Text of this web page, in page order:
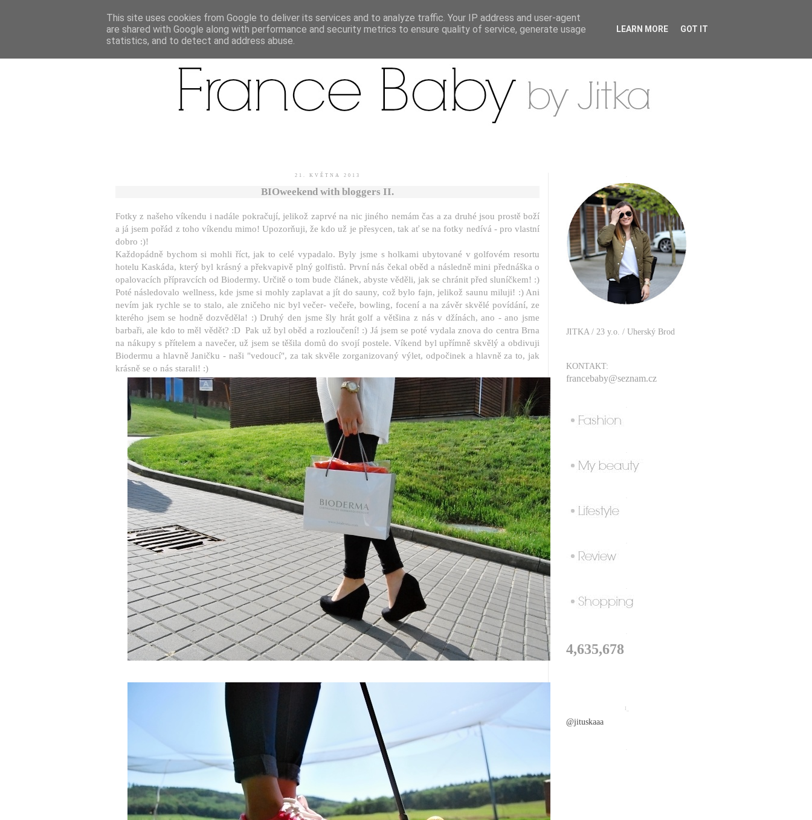
.
21. KVĚTNA 2013
BIOweekend with bloggers II.
Fotky z našeho víkendu i nadále pokračují, jelikož zaprvé na nic jiného nemám čas a za druhé jsou prostě boží
a já jsem pořád z toho víkendu mimo! Upozorňuji, že kdo už je přesycen, tak ať se na fotky nedívá - pro vlastní
dobro :)!
Každopádně bychom si mohli říct, jak to celé vypadalo. Byly jsme s holkami ubytované v golfovém resortu
hotelu Kaskáda, který byl krásný a překvapivě plný golfistů. První nás čekal oběd a následně mini přednáška o
opalovacích přípravcích od Biodermy. Určitě o tom bude článek, abyste věděli, jak se chránit před sluníčkem! :)
Poté následovalo wellness, kde jsme si mohly zaplavat a jít do sauny, což bylo fajn, jelikož saunu miluji! :) Ani
nevím jak rychle se to stalo, ale zničeho nic byl večer- večeře, bowling, focení a na závěr skvělé povídání, ze
kterého jsem se hodně dozvěděla! :) Druhý den jsme šly hrát golf a většina z nás v džínách, ano - ano jsme
barbaři, ale kdo to měl vědět? :D Pak už byl oběd a rozloučení! :) Já jsem se poté vydala znova do centra Brna
na nákupy s přítelem a navečer, už jsem se těšila domů do svojí postele. Víkend byl upřímně skvělý a obdivuji
Biodermu a hlavně Janičku - naši "vedoucí", za tak skvěle zorganizovaný výlet, odpočinek a hlavně za to, jak
krásně se o nás starali! :)
JITKA / 23 y.o. / Uherský Brod
KONTAKT:
francebaby@seznam.cz
4,635,678
@jituskaaa
This site uses cookies from Google to deliver its services and to analyze traffic. Your IP address and user-agent
are shared with Google along with performance and security metrics to ensure quality of service, generate usage
statistics, and to detect and address abuse.
LEARN MORE GOT IT